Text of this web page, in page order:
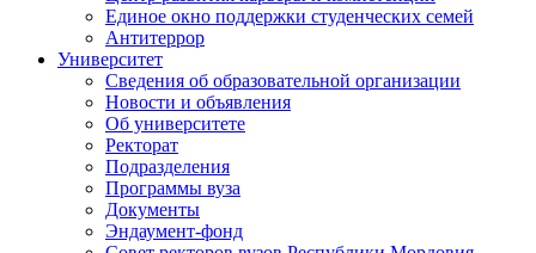
Единое окно поддержки студенческих семей
Антитеррор
Университет
Сведения об образовательной организации
Новости и объявления
Об университете
Ректорат
Подразделения
Программы вуза
Документы
Эндаумент-фонд